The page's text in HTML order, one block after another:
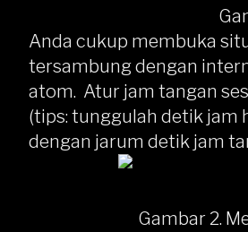
Anda cukup membuka
tersambung dengan
atom. Atur jam tangan
(tips: tunggulah detik jam
dengan jarum detik jam
Gambar 2.